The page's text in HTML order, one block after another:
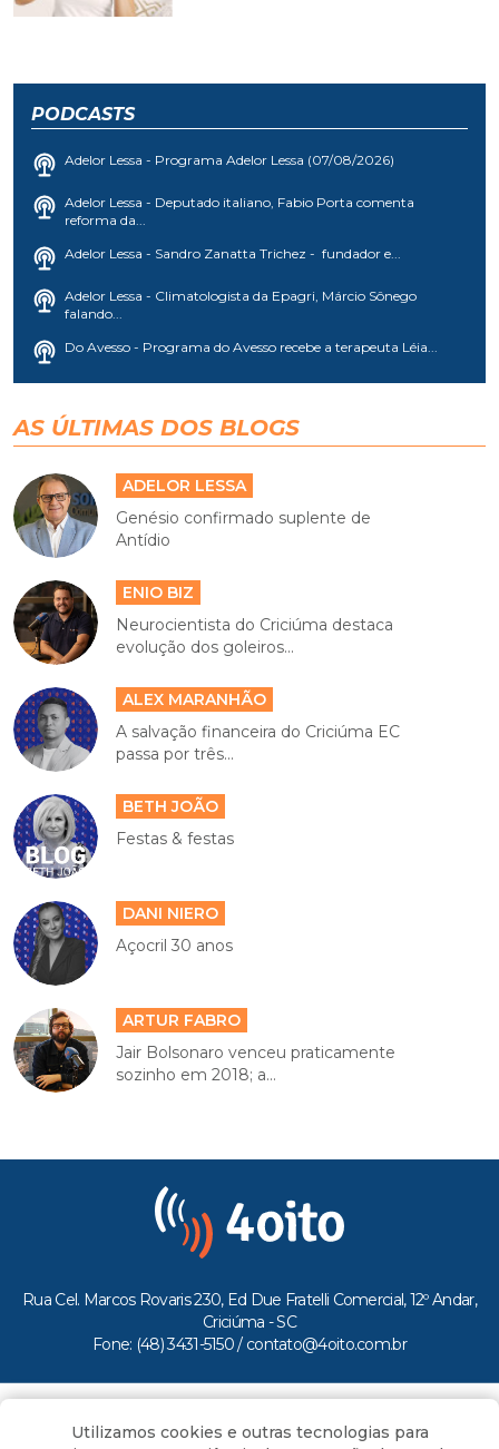
PODCASTS
Adelor Lessa - Programa Adelor Lessa (07/08/2026)
Adelor Lessa - Deputado italiano, Fabio Porta comenta
reforma da...
Adelor Lessa - Sandro Zanatta Trichez - fundador e...
Adelor Lessa - Climatologista da Epagri, Márcio Sônego
falando...
Do Avesso - Programa do Avesso recebe a terapeuta Léia...
AS ÚLTIMAS DOS BLOGS
ADELOR LESSA
Genésio confirmado suplente de
Antídio
ENIO BIZ
Neurocientista do Criciúma destaca
evolução dos goleiros...
ALEX MARANHÃO
A salvação financeira do Criciúma EC
passa por três...
BETH JOÃO
Festas & festas
DANI NIERO
Açocril 30 anos
ARTUR FABRO
Jair Bolsonaro venceu praticamente
sozinho em 2018; a...
Rua Cel. Marcos Rovaris 230, Ed Due Fratelli Comercial, 12º Andar,
Criciúma - SC
Fone: (48) 3431-5150 / contato@4oito.com.br
Todos os direitos reservados ao Portal 4oito
Utilizamos cookies e outras tecnologias para